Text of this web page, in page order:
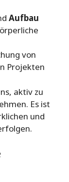
Aufbau
von
Projekten
aktiv zu
Es ist
und